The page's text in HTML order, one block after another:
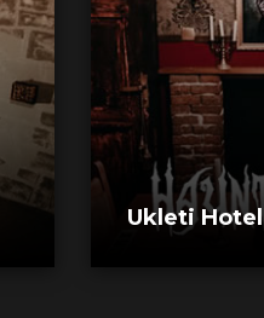
Ukleti Hotel